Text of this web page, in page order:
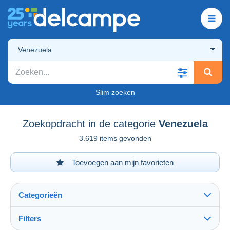
Venezuela
Slim zoeken
Zoekopdracht in de categorie Venezuela
3.619 items gevonden
Toevoegen aan mijn favorieten
Categorieën
Filters